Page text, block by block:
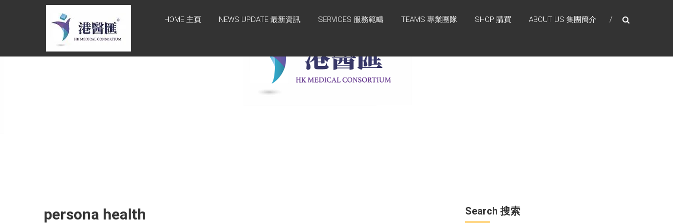
HONG KONG
MEDICAL
CONSORTIUM
至 Email:
enquiry@hkmcgroup.com
HOME 主頁 NEWS UPDATE 最新資訊 SERVICES 服務範疇 TEAMS 專業團隊 SHOP 購買 ABOUT US 集團簡介
persona health Search 搜索